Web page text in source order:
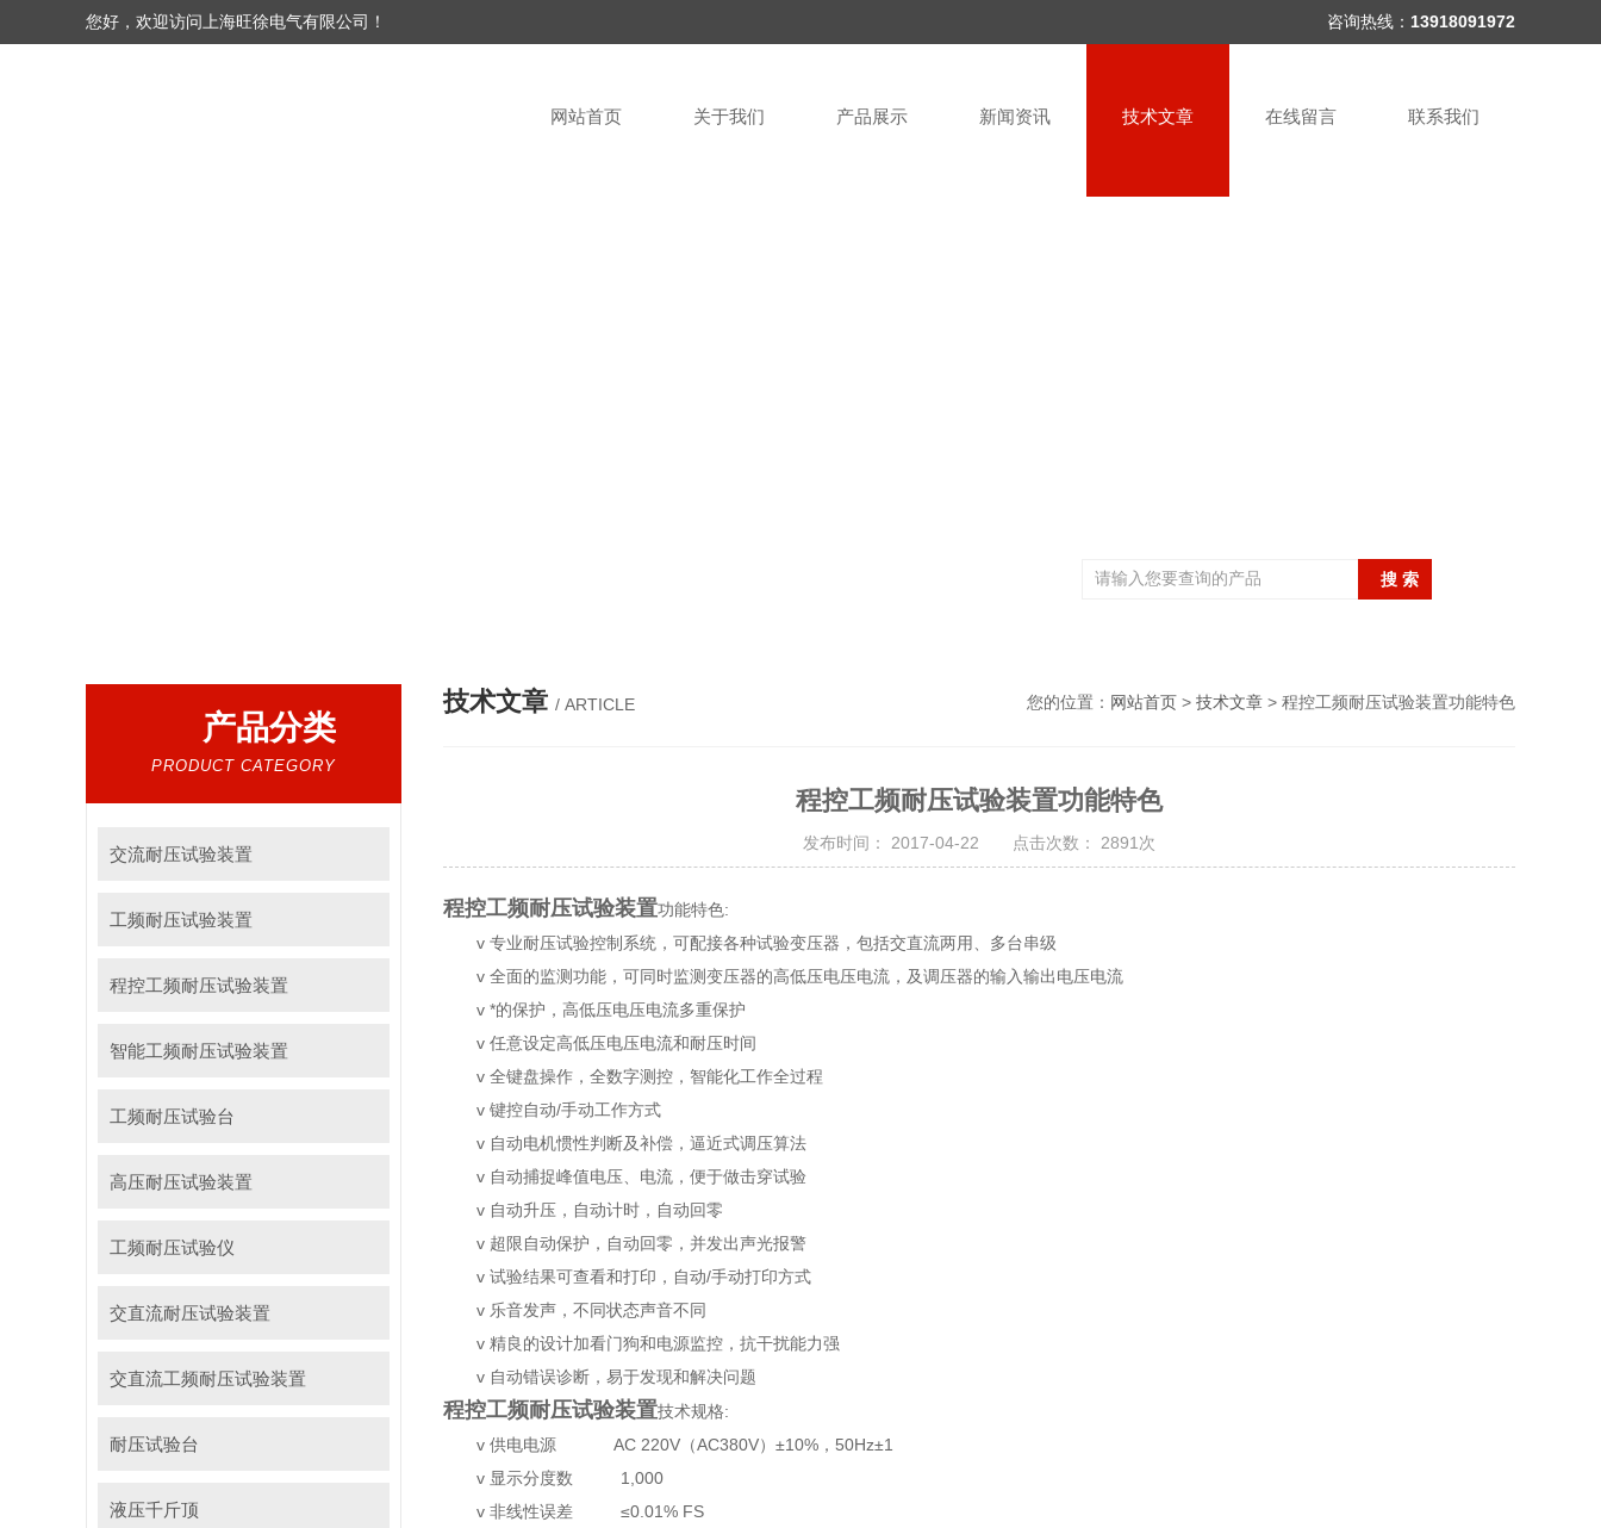
您好，欢迎访问上海旺徐电气有限公司！ 咨询热线： 13918091972
网站首页 关于我们 产品展示 新闻资讯 技术文章 在线留言 联系我们
产品分类
PRODUCT CATEGORY
交流耐压试验装置
工频耐压试验装置
程控工频耐压试验装置
智能工频耐压试验装置
工频耐压试验台
高压耐压试验装置
工频耐压试验仪
交直流耐压试验装置
交直流工频耐压试验装置
耐压试验台
液压千斤顶
技术文章 / ARTICLE 您的位置： 网站首页 > 技术文章 > 程控工频耐压试验装置功能特色
程控工频耐压试验装置功能特色
发布时间： 2017-04-22 点击次数： 2891次
程控工频耐压试验装置功能特色:
v 专业耐压试验控制系统，可配接各种试验变压器，包括交直流两用、多台串级
v 全面的监测功能，可同时监测变压器的高低压电压电流，及调压器的输入输出电压电流
v *的保护，高低压电压电流多重保护
v 任意设定高低压电压电流和耐压时间
v 全键盘操作，全数字测控，智能化工作全过程
v 键控自动/手动工作方式
v 自动电机惯性判断及补偿，逼近式调压算法
v 自动捕捉峰值电压、电流，便于做击穿试验
v 自动升压，自动计时，自动回零
v 超限自动保护，自动回零，并发出声光报警
v 试验结果可查看和打印，自动/手动打印方式
v 乐音发声，不同状态声音不同
v 精良的设计加看门狗和电源监控，抗干扰能力强
v 自动错误诊断，易于发现和解决问题
程控工频耐压试验装置技术规格:
v 供电电源 AC 220V（AC380V）±10%，50Hz±1
v 显示分度数 1,000
v 非线性误差 ≤0.01% FS